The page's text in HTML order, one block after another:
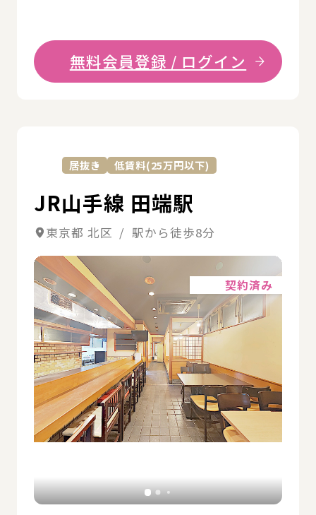
無料会員登録 / ログイン
居抜き 低賃料(25万円以下)
JR山手線 田端駅
東京都 北区 / 駅から徒歩8分
契約済み